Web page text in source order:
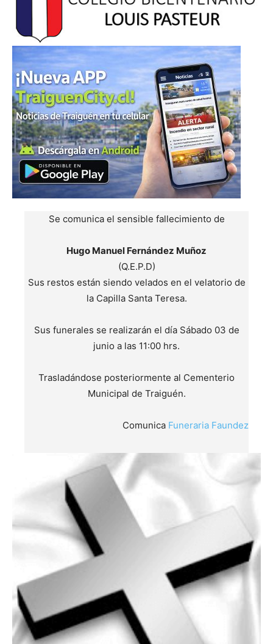
Se comunica el sensible fallecimiento de
Hugo Manuel Fernández Muñoz
(Q.E.P.D)
Sus restos están siendo velados en el velatorio de
la Capilla Santa Teresa.
Sus funerales se realizarán el día Sábado 03 de
junio a las 11:00 hrs.
Trasladándose posteriormente al Cementerio
Municipal de Traiguén.
Comunica Funeraria Faundez